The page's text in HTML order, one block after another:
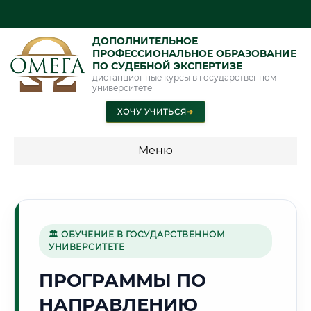
ДОПОЛНИТЕЛЬНОЕ
ПРОФЕССИОНАЛЬНОЕ ОБРАЗОВАНИЕ
ПО СУДЕБНОЙ ЭКСПЕРТИЗЕ
дистанционные курсы в государственном
университете
ХОЧУ УЧИТЬСЯ➜
Меню
специальности"
Стоимость по программам обучения "Судебная экспертиза"
Стоимость по программам обучения "Экспертиза"
🏛 ОБУЧЕНИЕ В ГОСУДАРСТВЕННОМ
УНИВЕРСИТЕТЕ
ПРОГРАММЫ ПО
НАПРАВЛЕНИЮ